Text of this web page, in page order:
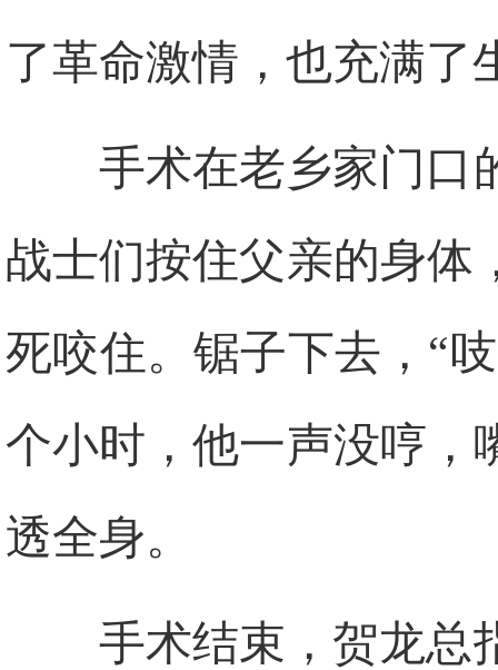
了革命激情，也充满了
手术在老乡家门口
战士们按住父亲的身体
死咬住。锯子下去，“
个小时，他一声没哼，
透全身。
手术结束，贺龙总